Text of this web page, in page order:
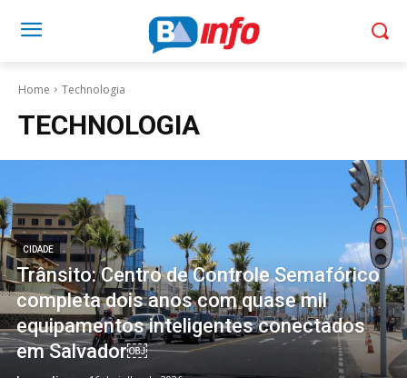
Home Technologia
TECHNOLOGIA
CIDADE
Trânsito: Centro de Controle Semafórico
completa dois anos com quase mil
equipamentos inteligentes conectados
em Salvador￼